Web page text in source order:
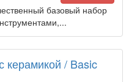
базовый набор
керамикой / Basic